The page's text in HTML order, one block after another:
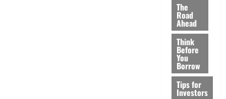
The
Road
Ahead
Think
Before
You
Borrow
Tips for
Investors